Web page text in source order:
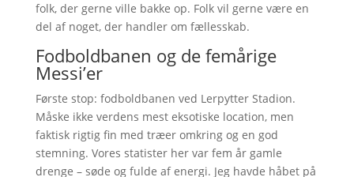
folk, der gerne ville bakke op. Folk vil gerne være en
del af noget, der handler om fællesskab.
Fodboldbanen og de femårige
Messi’er
Første stop: fodboldbanen ved Lerpytter Stadion.
Måske ikke verdens mest eksotiske location, men
faktisk rigtig fin med træer omkring og en god
stemning. Vores statister her var fem år gamle
drenge – søde og fulde af energi. Jeg havde håbet på